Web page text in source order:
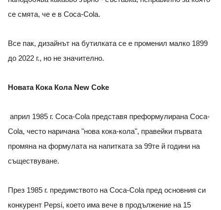
се смята, че е в Coca-Cola.
Все пак, дизайнът на бутилката се е променил малко 1899
до 2022 г., но не значително.
Новата Кока Кола New Coke
април 1985 г. Coca-Cola представя преформулирана Coca-
Cola, често наричана "нова кока-кола", правейки първата
промяна на формулата на напитката за 99те й години на
съществуване.
През 1985 г. предимството на Coca-Cola пред основния си
конкурент Pepsi, което има вече в продължение на 15